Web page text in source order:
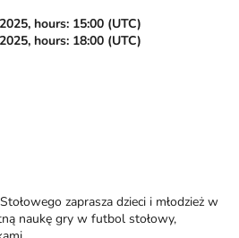
hours: 15:00 (UTC)
hours: 18:00 (UTC)
zaprasza dzieci i młodzież w
naukę gry w futbol stołowy,